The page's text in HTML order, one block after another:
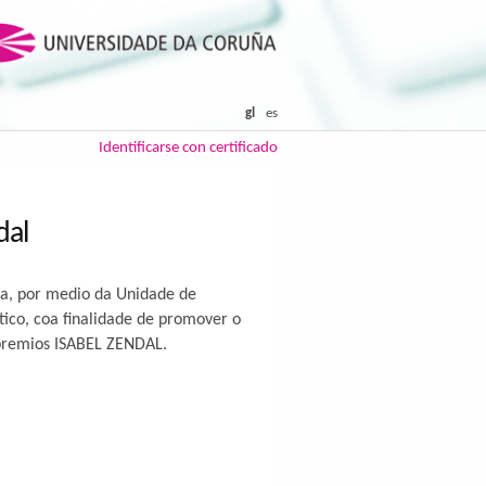
es
gl
Identificarse con certificado
por medio da Unidade de
coa finalidade de promover o
ISABEL ZENDAL.